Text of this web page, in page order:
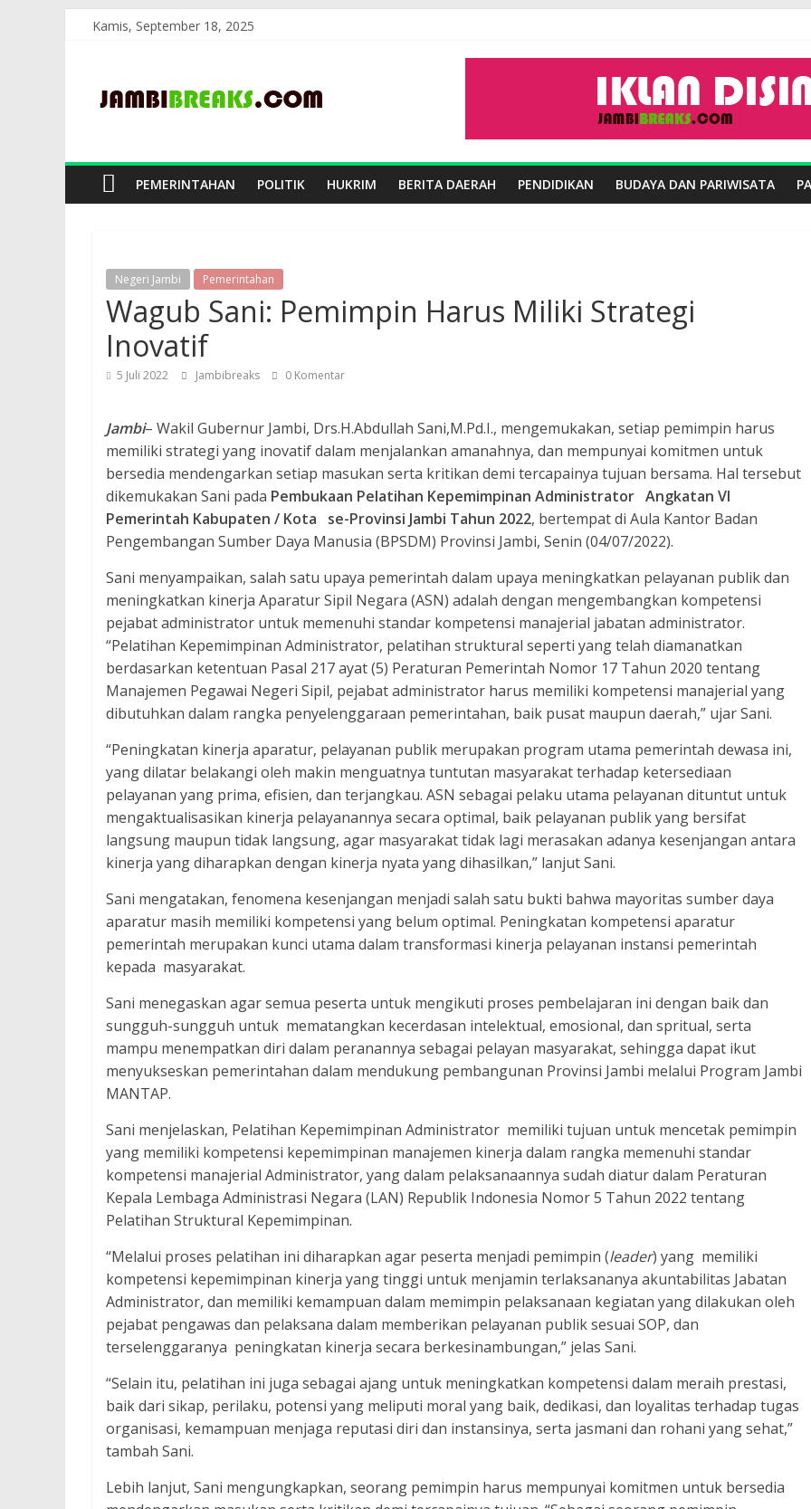
Kamis, September 18, 2025
JambiBreaks
PEMERINTAHAN POLITIK HUKRIM BERITA DAERAH PENDIDIKAN BUDAYA DAN PARIWISATA
Negeri Jambi Pemerintahan
Wagub Sani: Pemimpin Harus Miliki Strategi
Inovatif
5 Juli 2022 Jambibreaks 0 Komentar
Jambi– Wakil Gubernur Jambi, Drs.H.Abdullah Sani,M.Pd.I., mengemukakan, setiap pemimpin harus
memiliki strategi yang inovatif dalam menjalankan amanahnya, dan mempunyai komitmen untuk
bersedia mendengarkan setiap masukan serta kritikan demi tercapainya tujuan bersama. Hal tersebut
dikemukakan Sani pada Pembukaan Pelatihan Kepemimpinan Administrator Angkatan VI
Pemerintah Kabupaten / Kota se-Provinsi Jambi Tahun 2022, bertempat di Aula Kantor Badan
Pengembangan Sumber Daya Manusia (BPSDM) Provinsi Jambi, Senin (04/07/2022).
Sani menyampaikan, salah satu upaya pemerintah dalam upaya meningkatkan pelayanan publik dan
meningkatkan kinerja Aparatur Sipil Negara (ASN) adalah dengan mengembangkan kompetensi
pejabat administrator untuk memenuhi standar kompetensi manajerial jabatan administrator.
“Pelatihan Kepemimpinan Administrator, pelatihan struktural seperti yang telah diamanatkan
berdasarkan ketentuan Pasal 217 ayat (5) Peraturan Pemerintah Nomor 17 Tahun 2020 tentang
Manajemen Pegawai Negeri Sipil, pejabat administrator harus memiliki kompetensi manajerial yang
dibutuhkan dalam rangka penyelenggaraan pemerintahan, baik pusat maupun daerah,” ujar Sani.
“Peningkatan kinerja aparatur, pelayanan publik merupakan program utama pemerintah dewasa ini,
yang dilatar belakangi oleh makin menguatnya tuntutan masyarakat terhadap ketersediaan
pelayanan yang prima, efisien, dan terjangkau. ASN sebagai pelaku utama pelayanan dituntut untuk
mengaktualisasikan kinerja pelayanannya secara optimal, baik pelayanan publik yang bersifat
langsung maupun tidak langsung, agar masyarakat tidak lagi merasakan adanya kesenjangan antara
kinerja yang diharapkan dengan kinerja nyata yang dihasilkan,” lanjut Sani.
Sani mengatakan, fenomena kesenjangan menjadi salah satu bukti bahwa mayoritas sumber daya
aparatur masih memiliki kompetensi yang belum optimal. Peningkatan kompetensi aparatur
pemerintah merupakan kunci utama dalam transformasi kinerja pelayanan instansi pemerintah
kepada masyarakat.
Sani menegaskan agar semua peserta untuk mengikuti proses pembelajaran ini dengan baik dan
sungguh-sungguh untuk mematangkan kecerdasan intelektual, emosional, dan spritual, serta
mampu menempatkan diri dalam peranannya sebagai pelayan masyarakat, sehingga dapat ikut
menyukseskan pemerintahan dalam mendukung pembangunan Provinsi Jambi melalui Program Jambi
MANTAP.
Sani menjelaskan, Pelatihan Kepemimpinan Administrator memiliki tujuan untuk mencetak pemimpin
yang memiliki kompetensi kepemimpinan manajemen kinerja dalam rangka memenuhi standar
kompetensi manajerial Administrator, yang dalam pelaksanaannya sudah diatur dalam Peraturan
Kepala Lembaga Administrasi Negara (LAN) Republik Indonesia Nomor 5 Tahun 2022 tentang
Pelatihan Struktural Kepemimpinan.
“Melalui proses pelatihan ini diharapkan agar peserta menjadi pemimpin (leader) yang memiliki
kompetensi kepemimpinan kinerja yang tinggi untuk menjamin terlaksananya akuntabilitas Jabatan
Administrator, dan memiliki kemampuan dalam memimpin pelaksanaan kegiatan yang dilakukan oleh
pejabat pengawas dan pelaksana dalam memberikan pelayanan publik sesuai SOP, dan
terselenggaranya peningkatan kinerja secara berkesinambungan,” jelas Sani.
“Selain itu, pelatihan ini juga sebagai ajang untuk meningkatkan kompetensi dalam meraih prestasi,
baik dari sikap, perilaku, potensi yang meliputi moral yang baik, dedikasi, dan loyalitas terhadap tugas
organisasi, kemampuan menjaga reputasi diri dan instansinya, serta jasmani dan rohani yang sehat,”
tambah Sani.
Lebih lanjut, Sani mengungkapkan, seorang pemimpin harus mempunyai komitmen untuk bersedia